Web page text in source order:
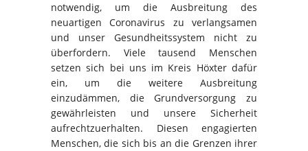
notwendig, um die Ausbreitung des
neuartigen Coronavirus zu verlangsamen
und unser Gesundheitssystem nicht zu
überfordern. Viele tausend Menschen
setzen sich bei uns im Kreis Höxter dafür
ein, um die weitere Ausbreitung
einzudämmen, die Grundversorgung zu
gewährleisten und unsere Sicherheit
aufrechtzuerhalten. Diesen engagierten
Menschen, die sich bis an die Grenzen ihrer